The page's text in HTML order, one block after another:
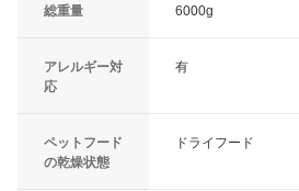
総重量 6000g
アレルギー対
応
有
ペットフード
の乾燥状態
ドライフード